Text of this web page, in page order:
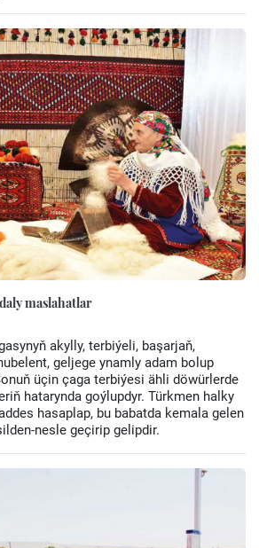
maslahatlar
akylly, terbiýeli, başarjaň,
geljege ynamly adam bolup
üçin çaga terbiýesi ähli döwürlerde
hatarynda goýlupdyr. Türkmen halky
hasaplap, bu babatda kemala gelen
nesle geçirip gelipdir.